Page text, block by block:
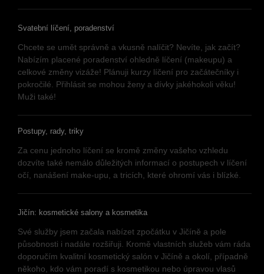
Svatební líčení, poradenství
Chcete se umět správně a vkusně nalíčit? Nevíte, jak začít?
Nabízím placené poradenství ohledně líčení (makeupu) a
celkové změny vizáže! Plánuji kurzy líčení pro začátečníky i
pokročilé. Přihlásit se mohou ženy a dívky jakéhokoli věku!
Muži také!
Postupy, rady, triky
Za cenu jednoho líčení se kromě změny vašeho vzhledu
dozvíte také nemálo důležitých informací o postupech v líčení
očí, nanášení make-upu, a tricích, které ohromí vás i blízké.
Jičín: kosmetické salony a kosmetika
Své služby jsem začala nabízet zpočátku v Jičíně a pole
působnosti i nadále rozšiřuji. Kromě vlastních služeb vám ráda
doporučím kvalitní kosmetický salón v Jičíně a okolí, případně
někoho, kdo vám poradí s kosmetikou nebo úpravou vlasů